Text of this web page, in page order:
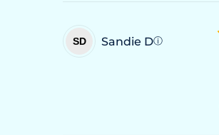
SD Sandie Dⓘ